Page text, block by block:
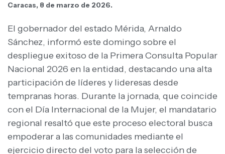
Caracas, 8 de marzo de 2026.
El gobernador del estado Mérida, Arnaldo
Sánchez, informó este domingo sobre el
despliegue exitoso de la Primera Consulta Popular
Nacional 2026 en la entidad, destacando una alta
participación de líderes y lideresas desde
tempranas horas. Durante la jornada, que coincide
con el Día Internacional de la Mujer, el mandatario
regional resaltó que este proceso electoral busca
empoderar a las comunidades mediante el
ejercicio directo del voto para la selección de